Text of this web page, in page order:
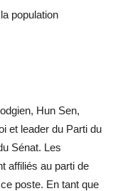
population
Hun Sen,
et leader du Parti du
Sénat. Les
affiliés au parti de
poste. En tant que